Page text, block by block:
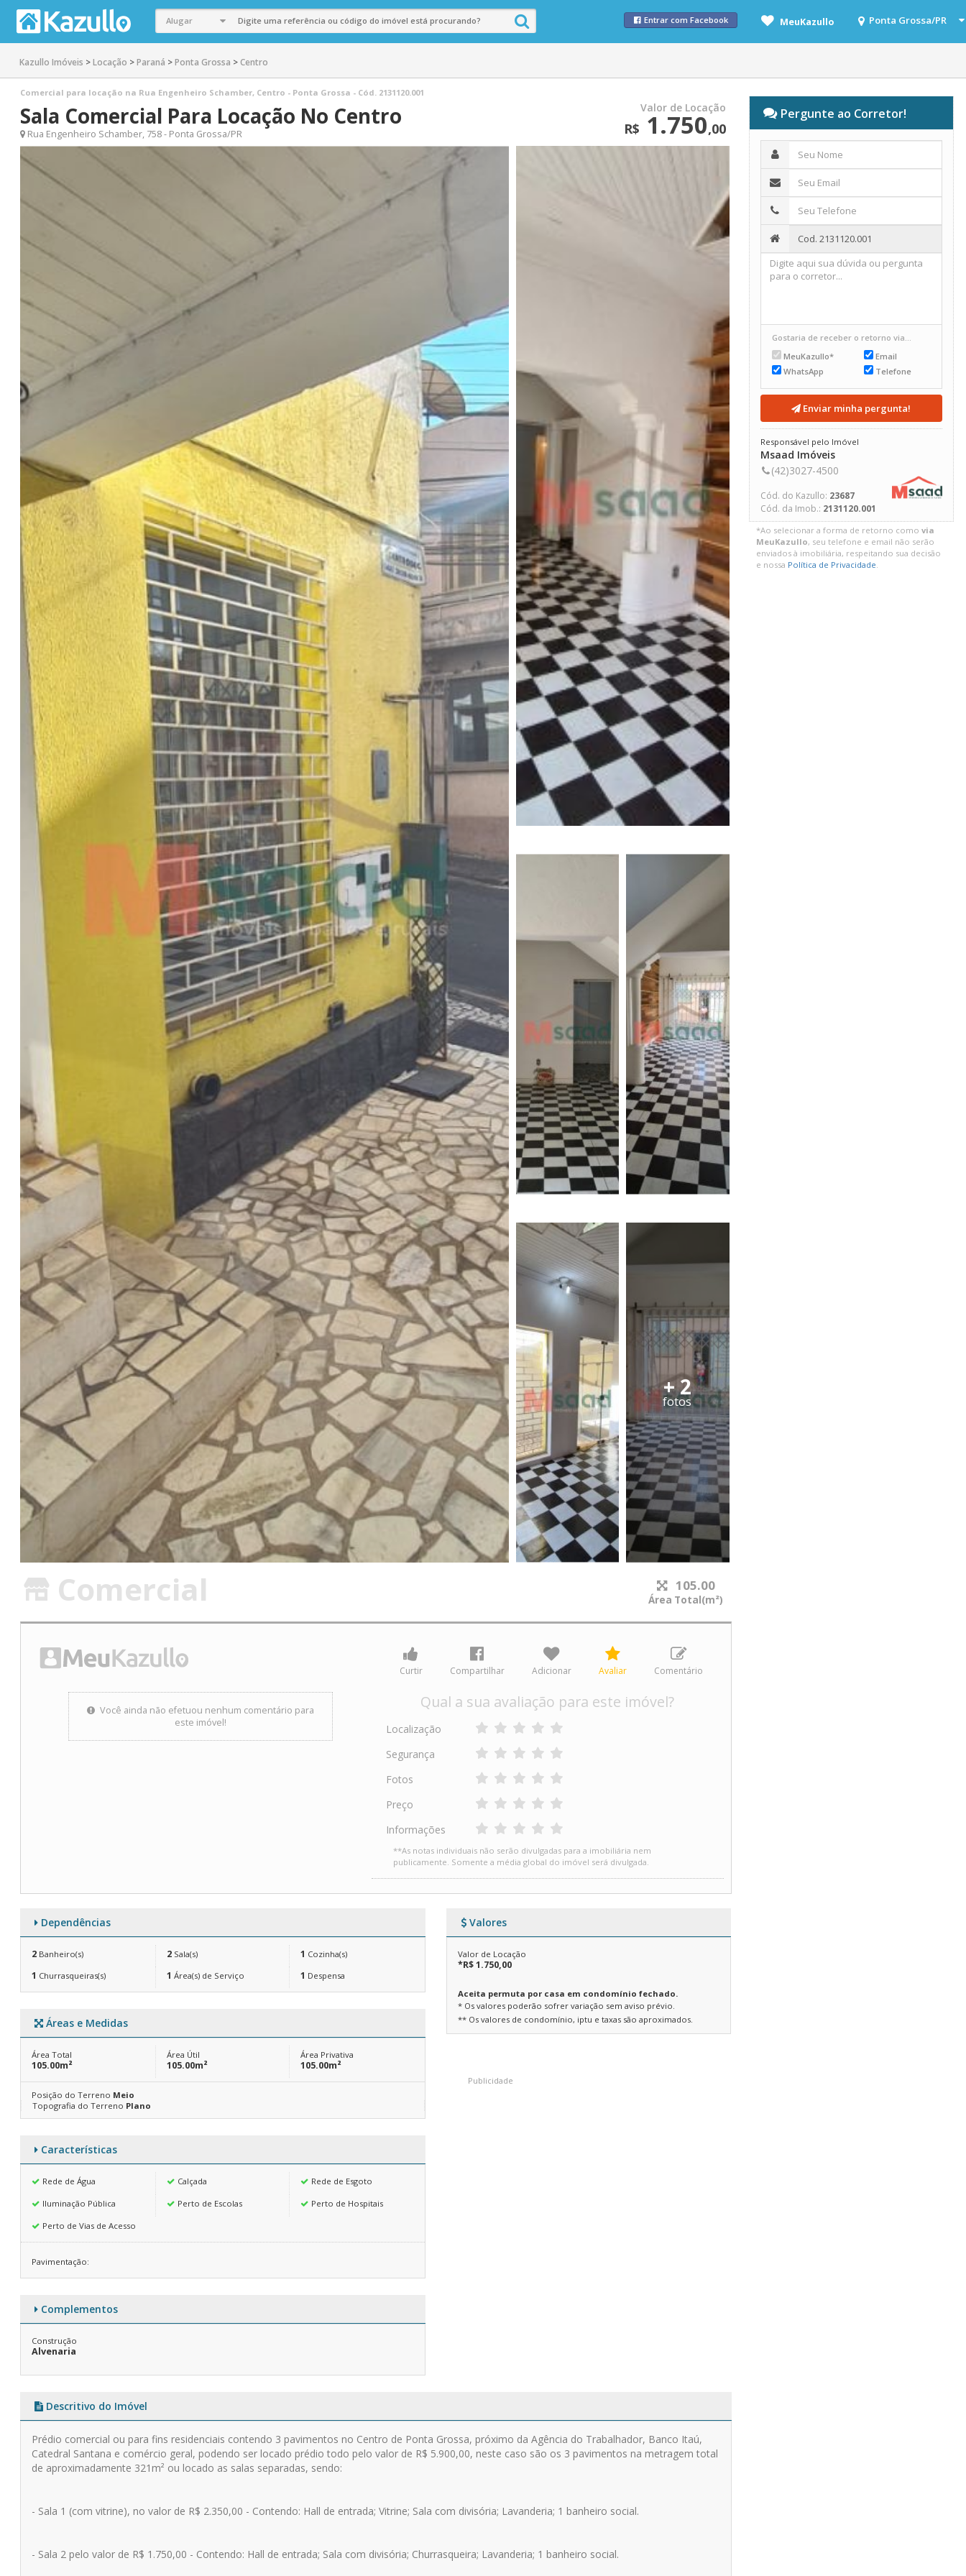
MeuKazullo
Entrar com Facebook
Kazullo Imóveis >Locação >Paraná >Ponta Grossa >Centro
Comercial para locação na Rua Engenheiro Schamber, Centro - Ponta Grossa - Cód. 2131120.001
Sala Comercial Para Locação No Centro
Rua Engenheiro Schamber, 758 - Ponta Grossa/PR
Valor de Locação
R$ 1.750,00
+ 2
fotos
Comercial 105.00
Área Total(m²)
Curtir Compartilhar Adicionar Avaliar Comentário
Você ainda não efetuou nenhum comentário para
este imóvel!
Qual a sua avaliação para este imóvel?
Localização
Segurança
Fotos
Preço
Informações
**As notas individuais não serão divulgadas para a imobiliária nem
publicamente. Somente a média global do imóvel será divulgada.
Dependências
2 Banheiro(s) 2 Sala(s) 1 Cozinha(s)
1 Churrasqueiras(s) 1 Área(s) de Serviço 1 Despensa
Áreas e Medidas
Área Total
105.00m²
Área Útil
105.00m²
Área Privativa
105.00m²
Posição do Terreno Meio
Topografia do Terreno Plano
Características
Rede de Água Calçada Rede de Esgoto
Iluminação Pública Perto de Escolas Perto de Hospitais
Perto de Vias de Acesso
Pavimentação:
Complementos
Construção
Alvenaria
Valores
Valor de Locação
*R$ 1.750,00
Aceita permuta por casa em condomínio fechado.
* Os valores poderão sofrer variação sem aviso prévio.
** Os valores de condomínio, iptu e taxas são aproximados.
Descritivo do Imóvel
Prédio comercial ou para fins residenciais contendo 3 pavimentos no Centro de Ponta Grossa, próximo da Agência do Trabalhador, Banco Itaú,
Catedral Santana e comércio geral, podendo ser locado prédio todo pelo valor de R$ 5.900,00, neste caso são os 3 pavimentos na metragem total
de aproximadamente 321m² ou locado as salas separadas, sendo:
- Sala 1 (com vitrine), no valor de R$ 2.350,00 - Contendo: Hall de entrada; Vitrine; Sala com divisória; Lavanderia; 1 banheiro social.
- Sala 2 pelo valor de R$ 1.750,00 - Contendo: Hall de entrada; Sala com divisória; Churrasqueira; Lavanderia; 1 banheiro social.
Pergunte ao Corretor!
Gostaria de receber o retorno via...
MeuKazullo*
Email
WhatsApp
Telefone
Enviar minha pergunta!
Responsável pelo Imóvel
Msaad Imóveis
(42)3027-4500
Cód. do Kazullo: 23687
Cód. da Imob.: 2131120.001
*Ao selecionar a forma de retorno como via
MeuKazullo, seu telefone e email não serão
enviados à imobiliária, respeitando sua decisão
e nossa Política de Privacidade